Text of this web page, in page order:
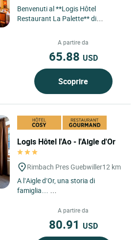
Benvenuti al **Logis Hôtel
Restaurant La Palette** di
imperdibile dove comfort e
gastronomia si...
A partire da
65.88 USD
Scoprire
Logis Hôtel l'Ao - l'Aigle d'Or
Rimbach Pres Guebwiller12 km
A l’Aigle d’Or, una storia di
famiglia…
Idealmente situato tra Colmar e
Mulhouse, scopri Rimbach-près-
A partire da
80.91 USD